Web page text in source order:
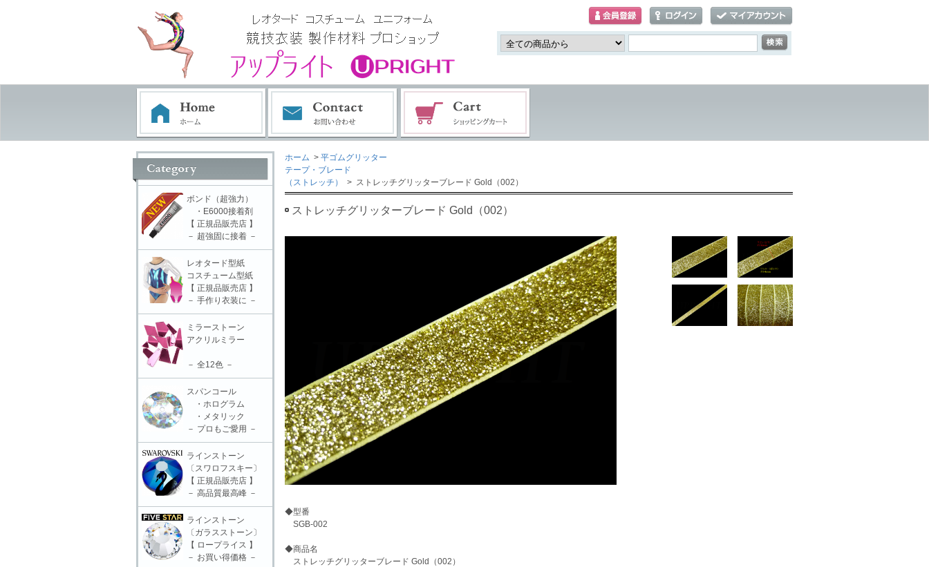
ホーム > 平ゴムグリッター
テープ・ブレード
（ストレッチ）
> ストレッチグリッターブレード Gold（002）
ストレッチグリッターブレード Gold（002）
◆型番
SGB-002
◆商品名
ストレッチグリッターブレード Gold（002）
ボンド（超強力）
・E6000接着剤
【 正規品販売店 】
－ 超強固に接着 －
レオタード型紙
コスチューム型紙
【 正規品販売店 】
－ 手作り衣装に －
ミラーストーン
アクリルミラー
－ 全12色 －
スパンコール
・ホログラム
・メタリック
－ プロもご愛用 －
ラインストーン
〔スワロフスキー〕
【 正規品販売店 】
－ 高品質最高峰 －
ラインストーン
〔ガラスストーン〕
【 ロープライス 】
－ お買い得価格 －